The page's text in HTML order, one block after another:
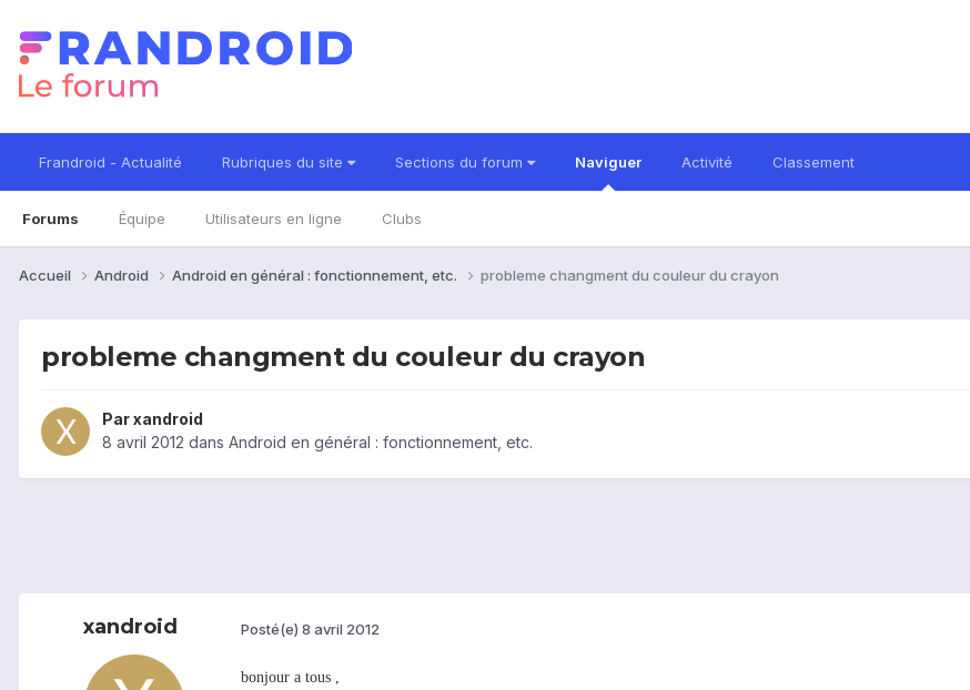
Frandroid - Actualité Rubriques du site Sections du forum Naviguer
Forums Équipe Utilisateurs en ligne Clubs
Activité Classement
Accueil Android Android en général : fonctionnement, etc. probleme changment du couleur du crayon
probleme changment du couleur du crayon
Parxandroid
8 avril 2012 dans Android en général : fonctionnement, etc.
xandroid Posté(e) 8 avril 2012
bonjour a tous ,